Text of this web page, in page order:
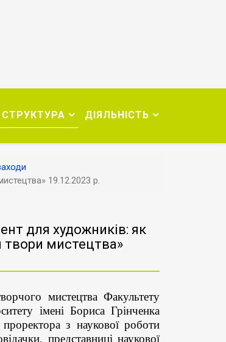
СТРУКТУРА ДІЯЛЬНІСТЬ
19.12.2023 р.
для художників: як
твори мистецтва»
мистецтва Факультету
імені Бориса Грінченка
проректора з наукової роботи
представниці наукової